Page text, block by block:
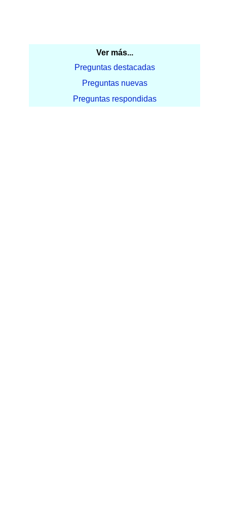
Ver más...
Preguntas destacadas
Preguntas nuevas
Preguntas respondidas